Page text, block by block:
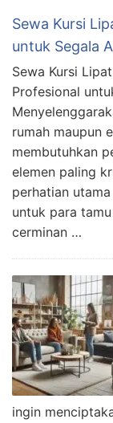
Sewa Kursi
untuk Segala
Sewa Kursi
Profesional
rumah maupun
membutuhkan
elemen paling
perhatian
untuk para
cerminan …
ingin